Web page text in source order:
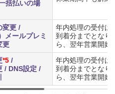
括払いの場
変更 /
メールプレミ
更
年内処理の受付は
到着分までとなり
ら、翌年営業開始
*5/
/ DNS設定 /
年内処理の受付は
到着分までとなり
ら、翌年営業開始